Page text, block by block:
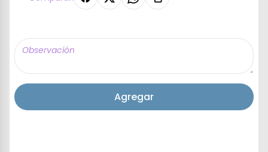
Agregar